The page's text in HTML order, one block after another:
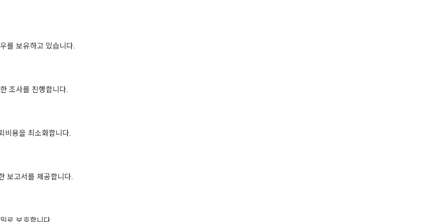
를 보유하고 있습니다.
조사를 진행합니다.
비용을 최소화합니다.
보고서를 제공합니다.